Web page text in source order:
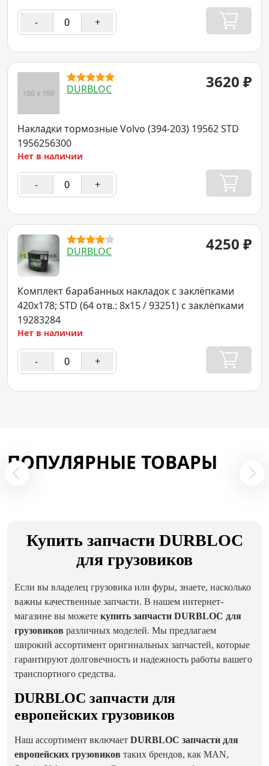
- +
DURBLOC 3620 ₽
Накладки тормозные Volvo (394-203) 19562 STD
1956256300
Нет в наличии
- +
DURBLOC 4250 ₽
Комплект барабанных накладок с заклёпками
420x178; STD (64 отв.: 8x15 / 93251) с заклёпками
19283284
Нет в наличии
- +
ПОПУЛЯРНЫЕ ТОВАРЫ
Купить запчасти DURBLOC
для грузовиков
Если вы владелец грузовика или фуры, знаете, насколько
важны качественные запчасти. В нашем интернет-
магазине вы можете купить запчасти DURBLOC для
грузовиков различных моделей. Мы предлагаем
широкий ассортимент оригинальных запчастей, которые
гарантируют долговечность и надежность работы вашего
транспортного средства.
DURBLOC запчасти для
европейских грузовиков
Наш ассортимент включает DURBLOC запчасти для
европейских грузовиков таких брендов, как MAN,